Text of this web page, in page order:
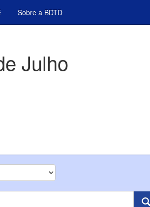
Sobre a BDTD
Julho